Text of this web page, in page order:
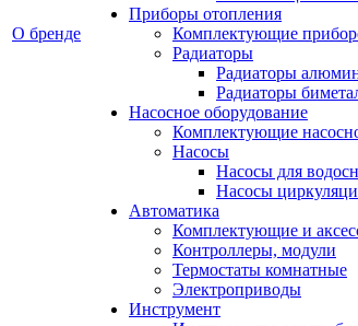
О бренде
Приборы отопления
Комплектующие
Радиаторы
Радиаторы
Радиаторы
Насосное оборудование
Комплектующие
Насосы
Насосы для
Насосы
Автоматика
Комплектующие и
Контроллеры, модули
Термостаты комнатные
Электроприводы
Инструмент